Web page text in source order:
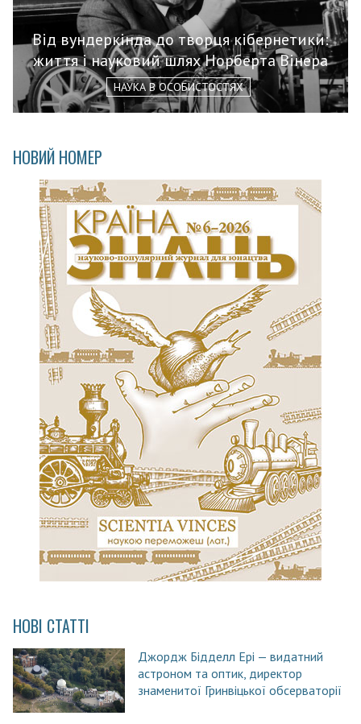
Від вундеркінда до творця кібернетики:
життя і науковий шлях Норберта Вінера
НАУКА В ОСОБИСТОСТЯХ
НОВИЙ НОМЕР
НОВІ СТАТТІ
Джордж Бідделл Ері — видатний
астроном та оптик, директор
знаменитої Гринвіцької обсерваторії